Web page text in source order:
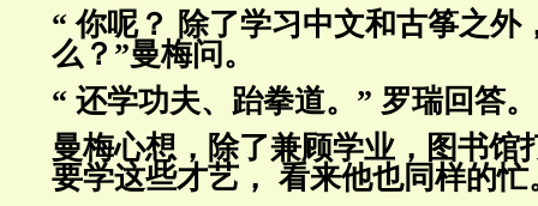
“ 你呢？ 除了学习中文和古筝之外
么？”曼梅问。
“ 还学功夫、跆拳道。” 罗瑞回答。
曼梅心想，除了兼顾学业，图书馆
要学这些才艺， 看来他也同样的